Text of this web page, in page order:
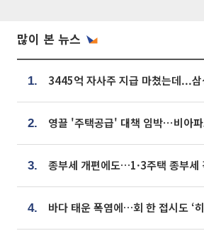
많이 본 뉴스
1.
2.
3.
4. 바다 태운 폭염에…회 한 접시도 ‘